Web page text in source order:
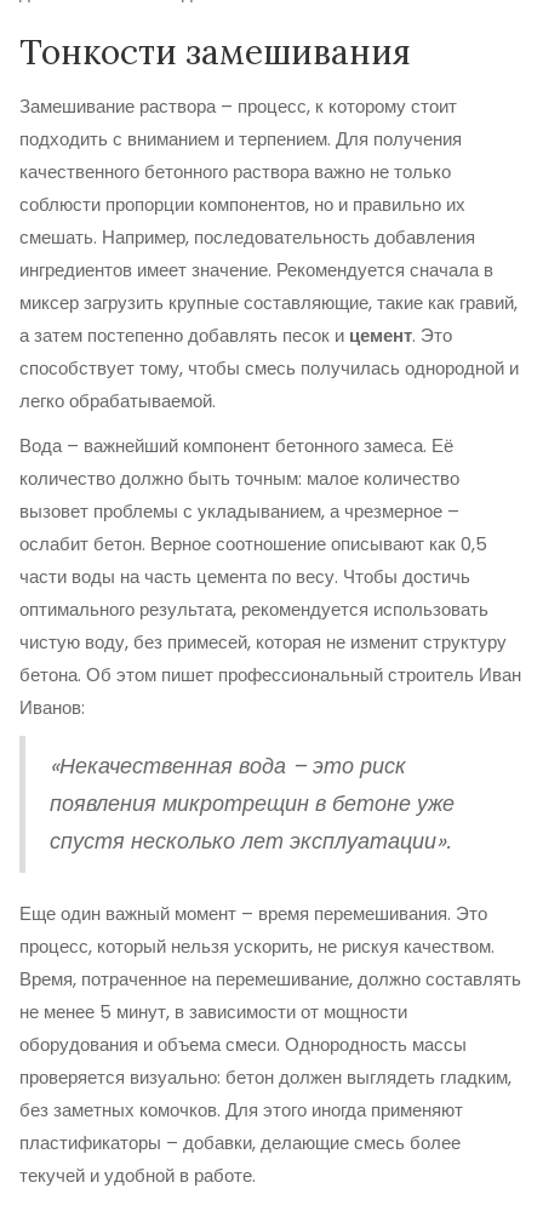
Тонкости замешивания
Замешивание раствора – процесс, к которому стоит
подходить с вниманием и терпением. Для получения
качественного бетонного раствора важно не только
соблюсти пропорции компонентов, но и правильно их
смешать. Например, последовательность добавления
ингредиентов имеет значение. Рекомендуется сначала в
миксер загрузить крупные составляющие, такие как гравий,
а затем постепенно добавлять песок и цемент. Это
способствует тому, чтобы смесь получилась однородной и
легко обрабатываемой.
Вода – важнейший компонент бетонного замеса. Её
количество должно быть точным: малое количество
вызовет проблемы с укладыванием, а чрезмерное –
ослабит бетон. Верное соотношение описывают как 0,5
части воды на часть цемента по весу. Чтобы достичь
оптимального результата, рекомендуется использовать
чистую воду, без примесей, которая не изменит структуру
бетона. Об этом пишет профессиональный строитель Иван
Иванов:
«Некачественная вода – это риск
появления микротрещин в бетоне уже
спустя несколько лет эксплуатации».
Еще один важный момент – время перемешивания. Это
процесс, который нельзя ускорить, не рискуя качеством.
Время, потраченное на перемешивание, должно составлять
не менее 5 минут, в зависимости от мощности
оборудования и объема смеси. Однородность массы
проверяется визуально: бетон должен выглядеть гладким,
без заметных комочков. Для этого иногда применяют
пластификаторы – добавки, делающие смесь более
текучей и удобной в работе.